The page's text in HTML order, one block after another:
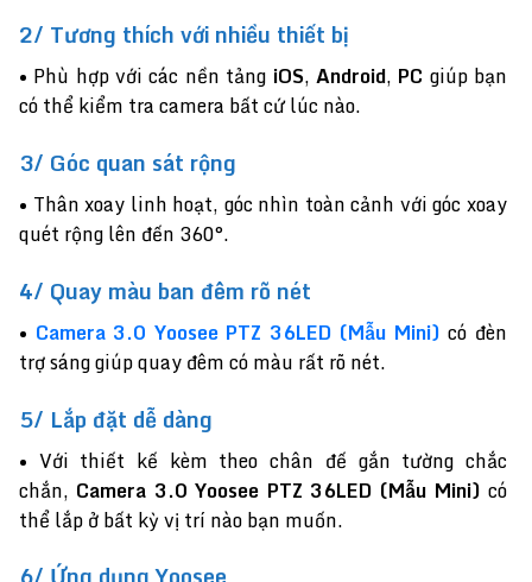
2/ Tương thích với nhiều thiết bị
• Phù hợp với các nền tảng iOS, Android, PC giúp bạn
có thể kiểm tra camera bất cứ lúc nào.
3/ Góc quan sát rộng
• Thân xoay linh hoạt, góc nhìn toàn cảnh với góc xoay
quét rộng lên đến 360°.
4/ Quay màu ban đêm rõ nét
• Camera 3.0 Yoosee PTZ 36LED (Mẫu Mini) có đèn
trợ sáng giúp quay đêm có màu rất rõ nét.
5/ Lắp đặt dễ dàng
• Với thiết kế kèm theo chân đế gắn tường chắc
chắn, Camera 3.0 Yoosee PTZ 36LED(Mẫu Mini) có
thể lắp ở bất kỳ vị trí nào bạn muốn.